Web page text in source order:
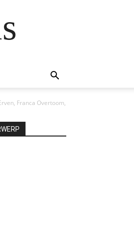
Franca Overtoom,